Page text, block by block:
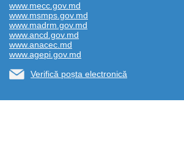
www.mecc.gov.md
www.msmps.gov.md
www.madrm.gov.md
www.ancd.gov.md
www.anacec.md
www.agepi.gov.md
Verifică poșta electronică